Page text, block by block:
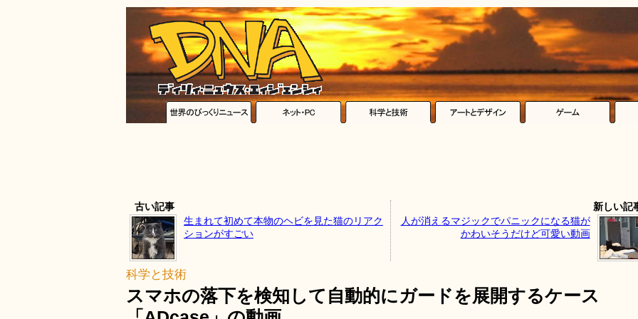
古い記事
生まれて初めて本物のヘビを見た猫のリアク
ションがすごい
新しい記
人が消えるマジックでパニックになる猫が
かわいそうだけど可愛い動画
科学と技術
スマホの落下を検知して自動的にガードを展開するケース